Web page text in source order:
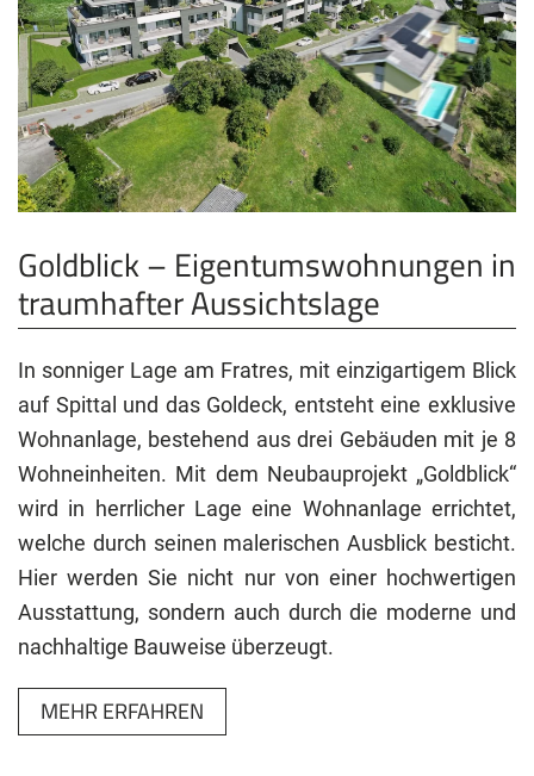
Goldblick – Eigentumswohnungen in
traumhafter Aussichtslage
In sonniger Lage am Fratres, mit einzigartigem Blick
auf Spittal und das Goldeck, entsteht eine exklusive
Wohnanlage, bestehend aus drei Gebäuden mit je 8
Wohneinheiten. Mit dem Neubauprojekt „Goldblick“
wird in herrlicher Lage eine Wohnanlage errichtet,
welche durch seinen malerischen Ausblick besticht.
Hier werden Sie nicht nur von einer hochwertigen
Ausstattung, sondern auch durch die moderne und
nachhaltige Bauweise überzeugt.
MEHR ERFAHREN